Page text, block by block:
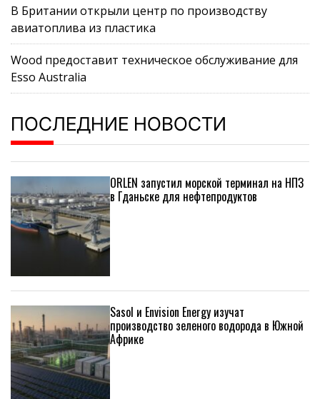
В Британии открыли центр по производству
авиатоплива из пластика
Wood предоставит техническое обслуживание для
Esso Australia
ПОСЛЕДНИЕ НОВОСТИ
ORLEN запустил морской терминал на НПЗ
в Гданьске для нефтепродуктов
Sasol и Envision Energy изучат
производство зеленого водорода в Южной
Африке